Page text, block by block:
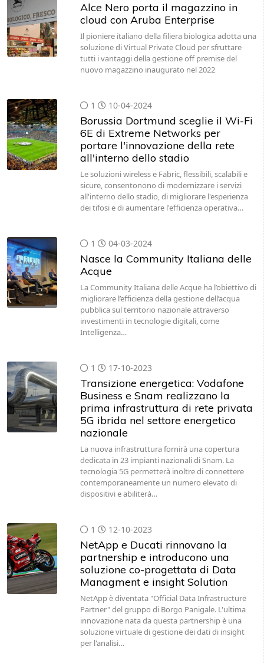
Alce Nero porta il magazzino in
cloud con Aruba Enterprise
Il pioniere italiano della filiera biologica adotta una
soluzione di Virtual Private Cloud per sfruttare
tutti i vantaggi della gestione off premise del
nuovo magazzino inaugurato nel 2022
1 10-04-2024
Borussia Dortmund sceglie il Wi-Fi
6E di Extreme Networks per
portare l'innovazione della rete
all'interno dello stadio
Le soluzioni wireless e Fabric, flessibili, scalabili e
sicure, consentonono di modernizzare i servizi
all'interno dello stadio, di migliorare l'esperienza
dei tifosi e di aumentare l'efficienza operativa…
1 04-03-2024
Nasce la Community Italiana delle
Acque
La Community Italiana delle Acque ha l’obiettivo di
migliorare l’efficienza della gestione dell’acqua
pubblica sul territorio nazionale attraverso
investimenti in tecnologie digitali, come
Intelligenza…
1 17-10-2023
Transizione energetica: Vodafone
Business e Snam realizzano la
prima infrastruttura di rete privata
5G ibrida nel settore energetico
nazionale
La nuova infrastruttura fornirà una copertura
dedicata in 23 impianti nazionali di Snam. La
tecnologia 5G permetterà inoltre di connettere
contemporaneamente un numero elevato di
dispositivi e abiliterà…
1 12-10-2023
NetApp e Ducati rinnovano la
partnership e introducono una
soluzione co-progettata di Data
Managment e insight Solution
NetApp è diventata "Official Data Infrastructure
Partner" del gruppo di Borgo Panigale. L'ultima
innovazione nata da questa partnership è una
soluzione virtuale di gestione dei dati di insight
per l'analisi…